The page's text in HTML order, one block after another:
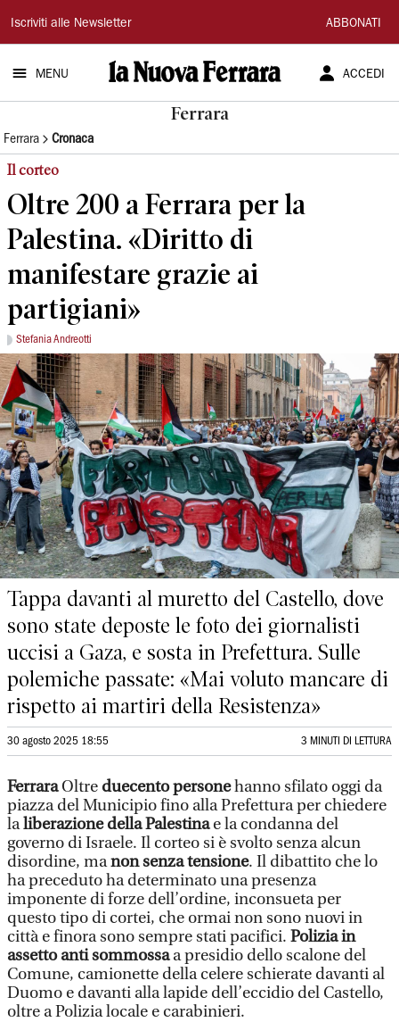
La
Nuova
Ferrara
Iscriviti alle Newsletter ABBONATI
MENU ACCEDI
Ferrara
Ferrara Cronaca
Il corteo
Oltre 200 a Ferrara per la
Palestina. «Diritto di
manifestare grazie ai
partigiani»
Stefania Andreotti
Tappa davanti al muretto del Castello, dove
sono state deposte le foto dei giornalisti
uccisi a Gaza, e sosta in Prefettura. Sulle
polemiche passate: «Mai voluto mancare di
rispetto ai martiri della Resistenza»
30 agosto 2025 18:55 3 MINUTI DI LETTURA
FerraraOltre duecento personehanno sfilato oggi da
piazza del Municipio fino alla Prefettura per chiedere
laliberazione della Palestinae la condanna del
governo di Israele. Il corteo si è svolto senza alcun
disordine, manon senza tensione. Il dibattito che lo
ha preceduto ha determinato una presenza
imponente di forze dell’ordine, inconsueta per
questo tipo di cortei, che ormai non sono nuovi in
città e finora sono sempre stati pacifici. Polizia in
assetto anti sommossaa presidio dello scalone del
Comune, camionette della celere schierate davanti al
Duomo e davanti alla lapide dell’eccidio del Castello,
oltre a Polizia locale e carabinieri.